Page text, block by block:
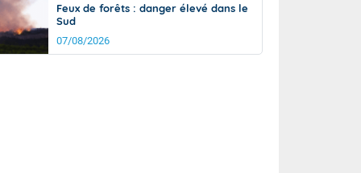
Vigicrues
Feux de forêts : danger élevé dans le
Sud
07/08/2026